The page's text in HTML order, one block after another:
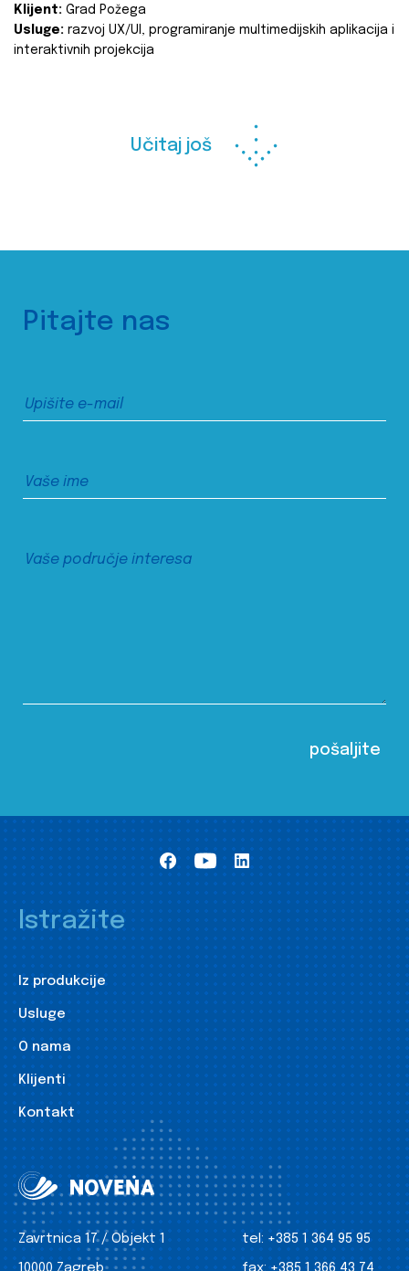
Klijent: Grad Požega
Usluge: razvoj UX/UI, programiranje multimedijskih aplikacija i
interaktivnih projekcija
Učitaj još
Pitajte nas
Istražite
Iz produkcije
Usluge
O nama
Klijenti
Kontakt
Zavrtnica 17 / Objekt 1
tel: +385 1 364 95 95